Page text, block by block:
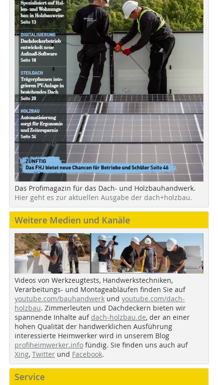
Das Profimagazin für das Dach- und Holzbauhandwerk.
Hier geht es zur aktuellen Ausgabe der dach+holzbau.
Weitere Medien und Kanäle
Videos von Werkzeugtests, Handwerkstechniken,
Verarbeitungs- und Montageabläufen finden Sie auf
youtube.com/bauhandwerk und youtube.com/dach-
holzbau. Zimmerleuten und Dachdeckern bieten wir
spannende Inhalte auf dach-holzbau.de, der an einer
hohen Qualität der handwerklichen Ausführung
interessierte Heimwerker wird in unserem Blog
profiheimwerker.info fündig. Sie finden uns auch auf
Xing, Twitter und Facebook.
Service